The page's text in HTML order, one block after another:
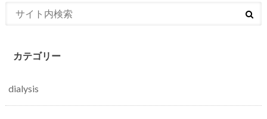
カテゴリー
dialysis